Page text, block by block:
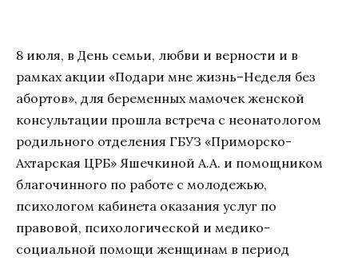
8 июля, в День семьи, любви и верности и в
рамках акции «Подари мне жизнь–Неделя без
абортов», для беременных мамочек женской
консультации прошла встреча с неонатологом
родильного отделения ГБУЗ «Приморско-
Ахтарская ЦРБ» Яшечкиной А.А. и помощником
благочинного по работе с молодежью,
психологом кабинета оказания услуг по
правовой, психологической и медико-
социальной помощи женщинам в период